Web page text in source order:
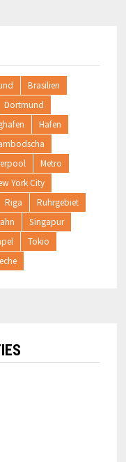
Brasilien
Dortmund
Hafen
Metro
York City
Riga
Ruhrgebiet
Singapur
Tokio